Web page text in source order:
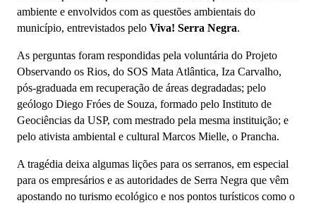
ambiente e envolvidos com as questões ambientais do
município, entrevistados pelo Viva! Serra Negra.
As perguntas foram respondidas pela voluntária do Projeto
Observando os Rios, do SOS Mata Atlântica, Iza Carvalho,
pós-graduada em recuperação de áreas degradadas; pelo
geólogo Diego Fróes de Souza, formado pelo Instituto de
Geociências da USP, com mestrado pela mesma instituição; e
pelo ativista ambiental e cultural Marcos Mielle, o Prancha.
A tragédia deixa algumas lições para os serranos, em especial
para os empresários e as autoridades de Serra Negra que vêm
apostando no turismo ecológico e nos pontos turísticos como o